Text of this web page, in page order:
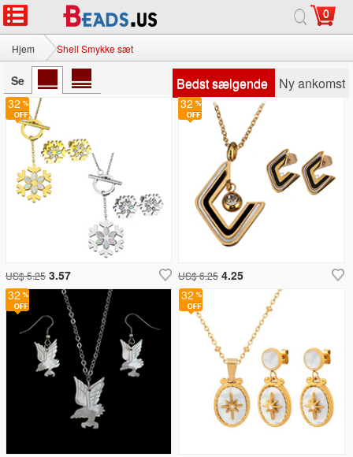
0
Hjem Shell Smykke sæt
Se Bedst sælgende Ny ankomst
32
US$ 5.25 3.57
32
US$ 6.25 4.25
32
32